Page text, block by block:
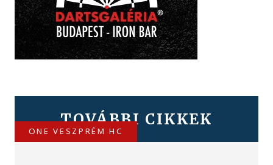
TOVÁBBI CIKKEK
ONE VESZPRÉM HC